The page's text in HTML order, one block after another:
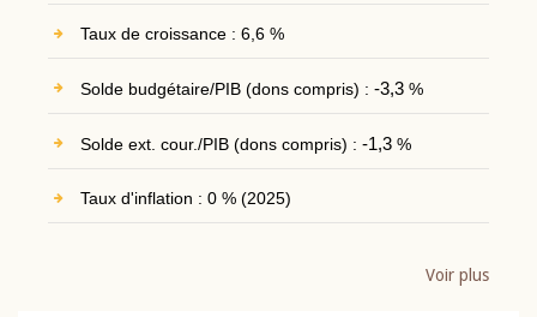
Taux de croissance : 6,6 %
Solde budgétaire/PIB (dons compris) : -3,3%
Solde ext. cour./PIB (dons compris) : -1,3%
Taux d'inflation : 0 % (2025)
Voir plus